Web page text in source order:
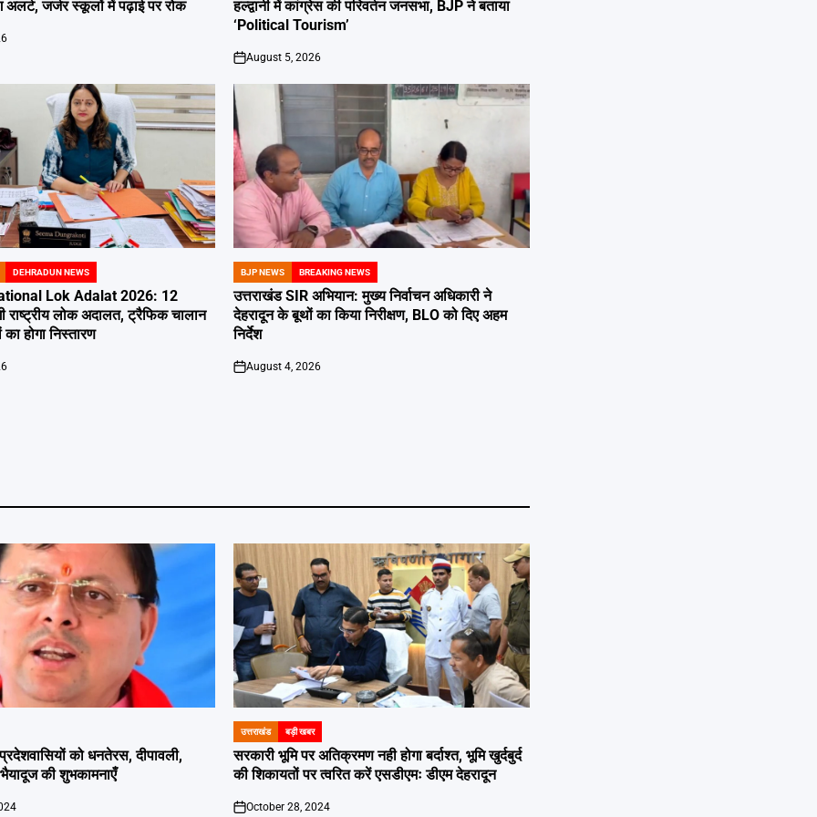
अलर्ट, जर्जर स्कूलों में पढ़ाई पर रोक
हल्द्वानी में कांग्रेस की परिवर्तन जनसभा, BJP ने बताया
‘Political Tourism’
on
August 5, 2026
DEHRADUN NEWS
Lok Adalat 2026: 12
राष्ट्रीय लोक अदालत, ट्रैफिक चालान
होगा निस्तारण
POSTED
IN
BJP NEWS BREAKING NEWS
उत्तराखंड SIR अभियान: मुख्य निर्वाचन अधिकारी ने
देहरादून के बूथों का किया निरीक्षण, BLO को दिए अहम
निर्देश
on
August 4, 2026
को धनतेरस, दीपावली,
भैयादूज की शुभकामनाएँ
POSTED
IN
उत्तराखंड बड़ी खबर
सरकारी भूमि पर अतिक्रमण नही होगा बर्दाश्त, भूमि खुर्दबुर्द
की शिकायतों पर त्वरित करें एसडीएमः डीएम देहरादून
on
October 28, 2024